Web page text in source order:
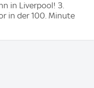
in Liverpool! 3.
in der 100. Minute